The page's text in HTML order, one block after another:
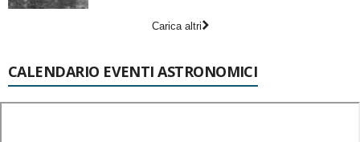
Carica altri
CALENDARIO EVENTI ASTRONOMICI